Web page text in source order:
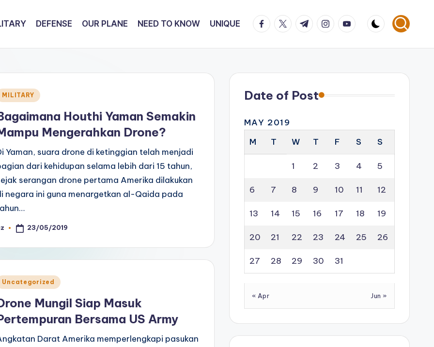
DEFENSE OUR PLANE NEED TO KNOW UNIQUE facebook.com
twitter.com
t.me instagram.com
youtube.com
MILITARY
Houthi Yaman Semakin
Mengerahkan Drone?
Yaman, suara drone di ketinggian telah menjadi
dari kehidupan selama lebih dari 15 tahun,
serangan drone pertama Amerika dilakukan
negara ini guna menargetkan al-Qaida pada
23/05/2019
Uncategorized
Mungil Siap Masuk
Bersama US Army
Darat Amerika memperlengkapi pasukan
Date of Post
MAY 2019
M
T W T F S S
1 2 3 4 5
6 7 8 9 10 11 12
13 14 15 16 17 18 19
20 21 22 23 24 25 26
27 28 29 30 31
« Apr Jun »